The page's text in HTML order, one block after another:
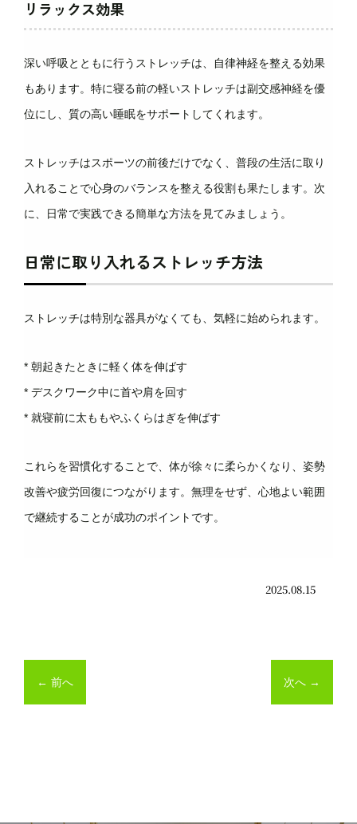
リラックス効果
深い呼吸とともに行うストレッチは、自律神経を整える効果
もあります。特に寝る前の軽いストレッチは副交感神経を優
位にし、質の高い睡眠をサポートしてくれます。
ストレッチはスポーツの前後だけでなく、普段の生活に取り
入れることで心身のバランスを整える役割も果たします。次
に、日常で実践できる簡単な方法を見てみましょう。
日常に取り入れるストレッチ方法
ストレッチは特別な器具がなくても、気軽に始められます。
* 朝起きたときに軽く体を伸ばす
* デスクワーク中に首や肩を回す
* 就寝前に太ももやふくらはぎを伸ばす
これらを習慣化することで、体が徐々に柔らかくなり、姿勢
改善や疲労回復につながります。無理をせず、心地よい範囲
で継続することが成功のポイントです。
2025.08.15
← 前へ 次へ →